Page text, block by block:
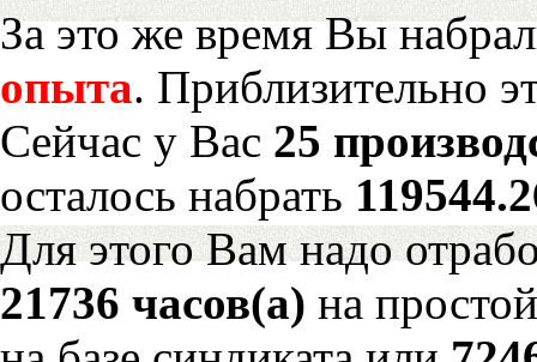
За это же время Вы
опыта. Приблизительно
Сейчас у Вас 25
осталось набрать
Для этого Вам надо
21736 часов(а) на